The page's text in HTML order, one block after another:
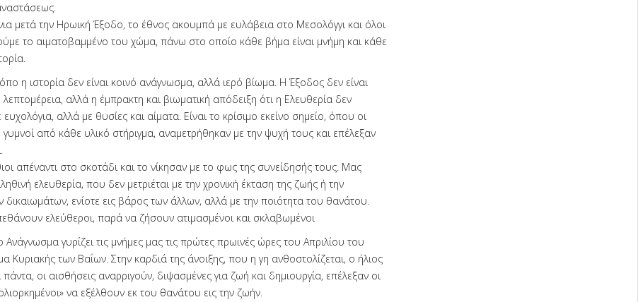
μετά την Ηρωική Έξοδο, το έθνος ακουμπά με ευλάβεια στο Μεσολόγγι και όλοι
το αιματοβαμμένο του χώμα, πάνω στο οποίο κάθε βήμα είναι μνήμη και κάθε
η ιστορία δεν είναι κοινό ανάγνωσμα, αλλά ιερό βίωμα. Η Έξοδος δεν είναι
λεπτομέρεια, αλλά η έμπρακτη και βιωματική απόδειξη ότι η Ελευθερία δεν
ευχολόγια, αλλά με θυσίες και αίματα. Είναι το κρίσιμο εκείνο σημείο, όπου οι
γυμνοί από κάθε υλικό στήριγμα, αναμετρήθηκαν με την ψυχή τους και επέλεξαν
απέναντι στο σκοτάδι και το νίκησαν με το φως της συνείδησής τους. Μας
ελευθερία, που δεν μετριέται με την χρονική έκταση της ζωής ή την
δικαιωμάτων, ενίοτε εις βάρος των άλλων, αλλά με την ποιότητα του θανάτου.
ελεύθεροι, παρά να ζήσουν ατιμασμένοι και σκλαβωμένοι
γυρίζει τις μνήμες μας τις πρώτες πρωινές ώρες του Απριλίου του
Κυριακής των Βαΐων. Στην καρδιά της άνοιξης, που η γη ανθοστολίζεται, ο ήλιος
πάντα, οι αισθήσεις αναρριγούν, διψασμένες για ζωή και δημιουργία, επέλεξαν οι
να εξέλθουν εκ του θανάτου εις την ζωήν.